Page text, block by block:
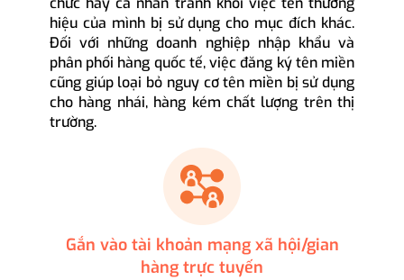
hiệu của mình bị sử dụng cho mục đích khác.
Đối với những doanh nghiệp nhập khẩu và
phân phối hàng quốc tế, việc đăng ký tên miền
cũng giúp loại bỏ nguy cơ tên miền bị sử dụng
cho hàng nhái, hàng kém chất lượng trên thị
trường.
Gắn vào tài khoản mạng xã hội/gian
hàng trực tuyến